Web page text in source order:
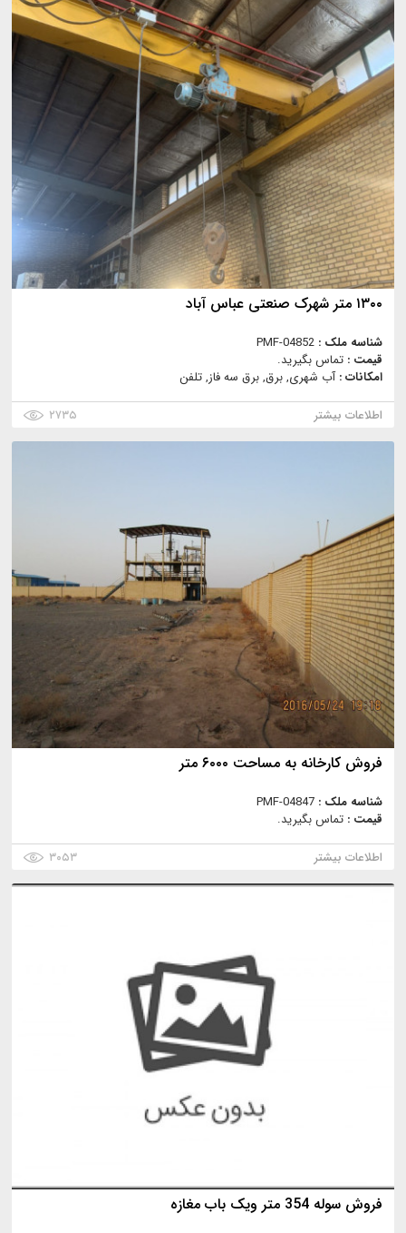
۱۳۰۰ متر شهرک صنعتی عباس آباد
شناسه ملک : PMF-04852
قیمت : تماس بگیرید.
امکانات :آب شهری, برق, برق سه فاز, تلفن
اطلاعات بیشتر
۲۷۳۵
فروش کارخانه به مساحت ۶۰۰۰ متر
شناسه ملک : PMF-04847
قیمت : تماس بگیرید.
اطلاعات بیشتر
۳۰۵۳
فروش سوله 354 متر ویک باب مغازه